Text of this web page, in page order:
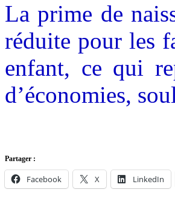
La prime de
réduite pour les
enfant, ce qui
d’économies,
Partager :
Facebook X LinkedIn